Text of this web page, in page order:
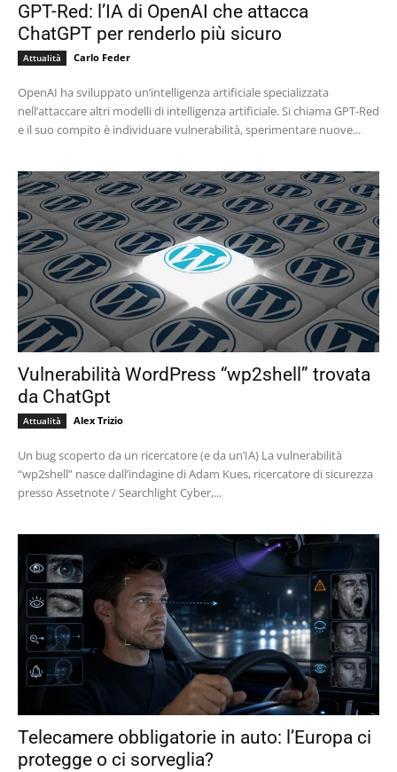
GPT-Red: l’IA di OpenAI che attacca
ChatGPT per renderlo più sicuro
Attualità Carlo Feder
OpenAI ha sviluppato un’intelligenza artificiale specializzata
nell’attaccare altri modelli di intelligenza artificiale. Si chiama GPT-Red
e il suo compito è individuare vulnerabilità, sperimentare nuove...
Vulnerabilità WordPress “wp2shell” trovata
da ChatGpt
Attualità Alex Trizio
Un bug scoperto da un ricercatore (e da un’IA) La vulnerabilità
“wp2shell” nasce dall’indagine di Adam Kues, ricercatore di sicurezza
presso Assetnote / Searchlight Cyber,...
Telecamere obbligatorie in auto: l’Europa ci
protegge o ci sorveglia?